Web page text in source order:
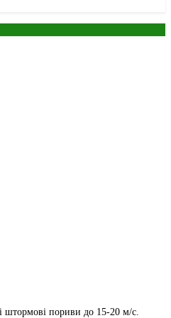
штормові пориви до 15-20 м/с.